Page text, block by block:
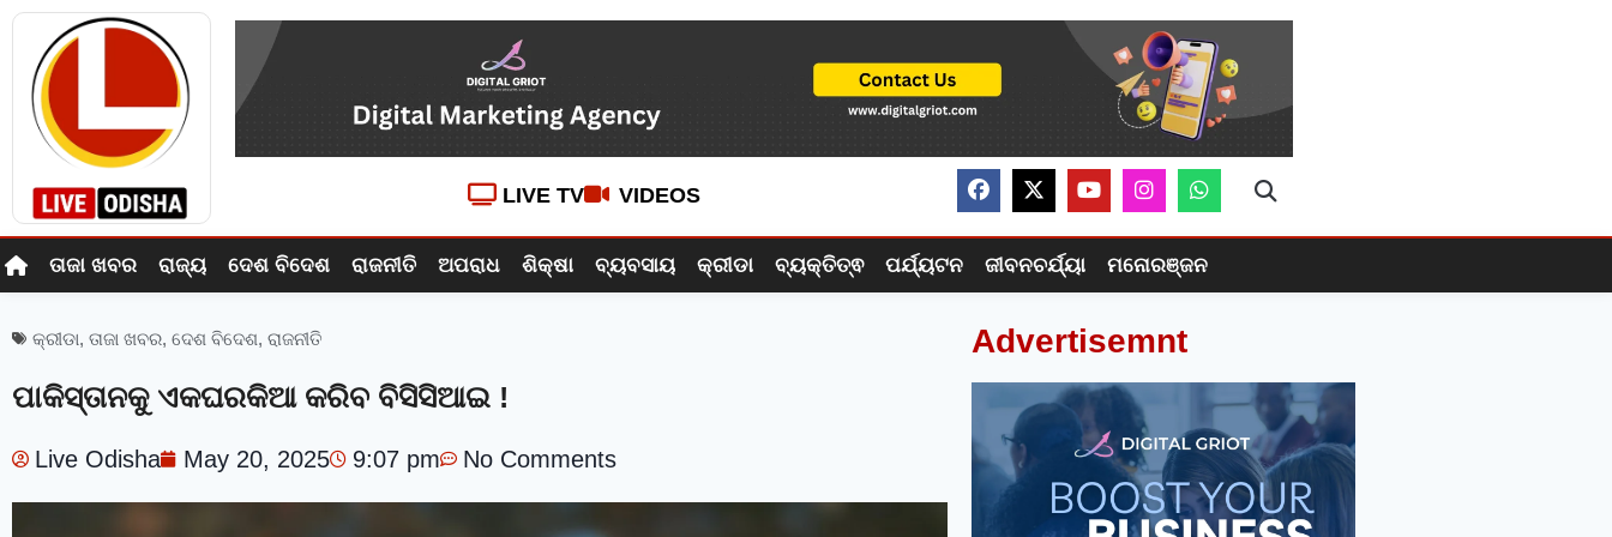
LIVE TV VIDEOS
ତାଜା ଖବର ରାଜ୍ୟ ଦେଶ ବିଦେଶ ରାଜନୀତି ଅପରାଧ ଶିକ୍ଷା ବ୍ୟବସାୟ କ୍ରୀଡା ବ୍ୟକ୍ତିତ୍ଵ ପର୍ଯ୍ୟଟନ ଜୀବନଚର୍ଯ୍ୟା ମନୋରଞ୍ଜନ
କ୍ରୀଡା, ତାଜା ଖବର, ଦେଶ ବିଦେଶ, ରାଜନୀତି
ପାକିସ୍ତାନକୁ ଏକଘରକିଆ କରିବ ବିସିସିଆଇ !
Live Odisha May 20, 2025 9:07 pm No Comments
Advertisemnt